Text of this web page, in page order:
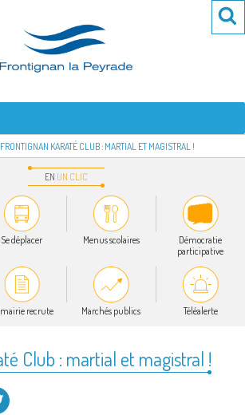
LA PEYRADE
FRONTIGNAN KARATÉ CLUB : MARTIAL ET MAGISTRAL !
EN UN CLIC
Se déplacer Menus scolaires
Démocratie
participative
mairie recrute Marchés publics Téléalerte
Club : martial et magistral !